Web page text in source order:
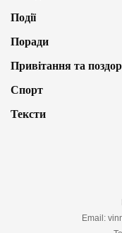
Події
Поради
Привітання та
Спорт
Тексти
Email: